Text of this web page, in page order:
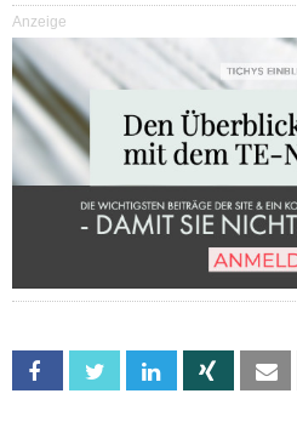
Anzeige
Facebook Twitter Linkedin Xing